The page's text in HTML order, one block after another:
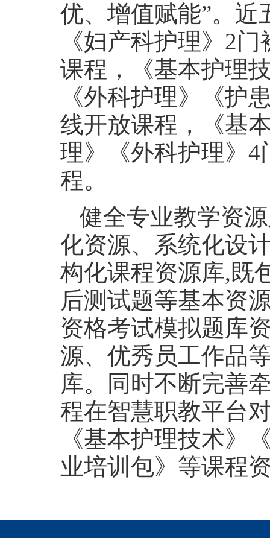
优、增值赋能”。近
《妇产科护理》2
课程，《基本护理
《外科护理》《护
线开放课程，《基
理》《外科护理》
程。
健全专业教学资
化资源、系统化设
构化课程资源库,既
后测试题等基本资
资格考试模拟题库
源、优秀员工作品
库。同时不断完善
程在智慧职教平台
《基本护理技术》
业培训包》等课程